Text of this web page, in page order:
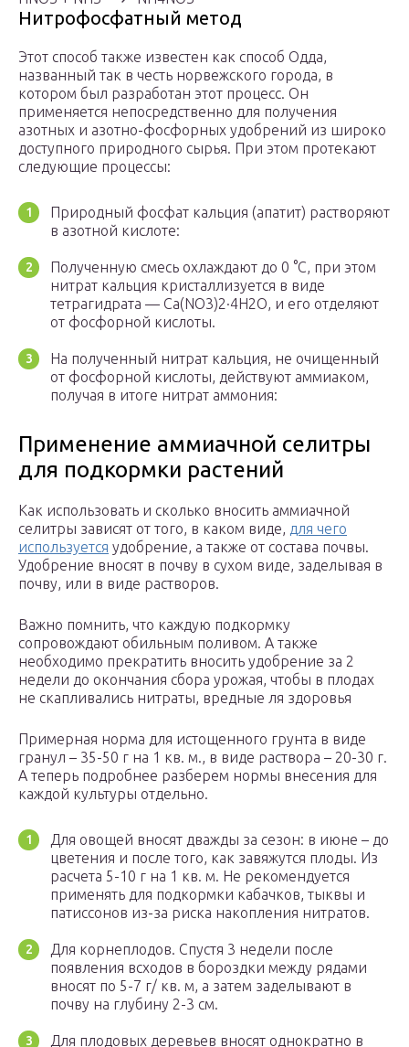
Нитрофосфатный метод
Этот способ также известен как способ Одда,
названный так в честь норвежского города, в
котором был разработан этот процесс. Он
применяется непосредственно для получения
азотных и азотно-фосфорных удобрений из широко
доступного природного сырья. При этом протекают
следующие процессы:
Природный фосфат кальция (апатит) растворяют
в азотной кислоте:
Полученную смесь охлаждают до 0 °C, при этом
нитрат кальция кристаллизуется в виде
тетрагидрата — Ca(NO3)2·4H2O, и его отделяют
от фосфорной кислоты.
На полученный нитрат кальция, не очищенный
от фосфорной кислоты, действуют аммиаком,
получая в итоге нитрат аммония:
Применение аммиачной селитры
для подкормки растений
Как использовать и сколько вносить аммиачной
селитры зависят от того, в каком виде, для чего
используется удобрение, а также от состава почвы.
Удобрение вносят в почву в сухом виде, заделывая в
почву, или в виде растворов.
Важно помнить, что каждую подкормку
сопровождают обильным поливом. А также
необходимо прекратить вносить удобрение за 2
недели до окончания сбора урожая, чтобы в плодах
не скапливались нитраты, вредные ля здоровья
Примерная норма для истощенного грунта в виде
гранул – 35-50 г на 1 кв. м., в виде раствора – 20-30 г.
А теперь подробнее разберем нормы внесения для
каждой культуры отдельно.
Для овощей вносят дважды за сезон: в июне – до
цветения и после того, как завяжутся плоды. Из
расчета 5-10 г на 1 кв. м. Не рекомендуется
применять для подкормки кабачков, тыквы и
патиссонов из-за риска накопления нитратов.
Для корнеплодов. Спустя 3 недели после
появления всходов в бороздки между рядами
вносят по 5-7 г/ кв. м, а затем заделывают в
почву на глубину 2-3 см.
Для плодовых деревьев вносят однократно в